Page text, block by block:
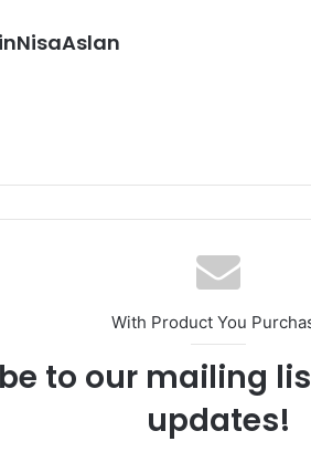
With Product You
to our mailing
updates!